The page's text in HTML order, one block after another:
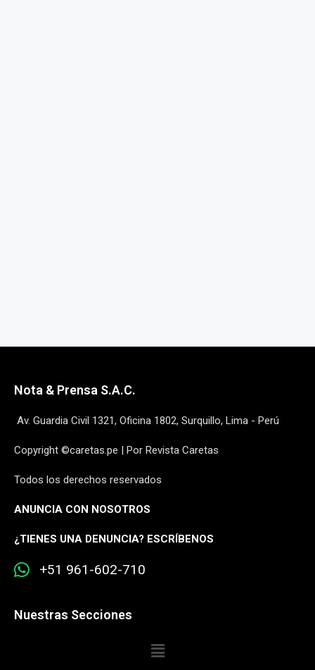
Nota & Prensa S.A.C.
Av. Guardia Civil 1321, Oficina 1802, Surquillo, Lima - Perú
Copyright ©caretas.pe | Por Revista Caretas
Todos los derechos reservados
ANUNCIA CON NOSOTROS
¿TIENES UNA DENUNCIA? ESCRÍBENOS
+51 961-602-710
Nuestras Secciones